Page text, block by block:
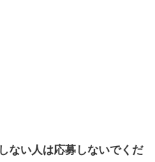
ない人は応募しないでくだ